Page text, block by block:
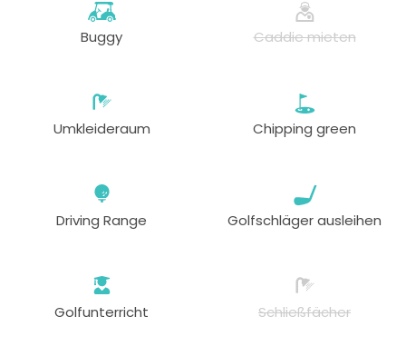
Buggy Caddie mieten
Umkleideraum Chipping green
Driving Range Golfschläger ausleihen
Golfunterricht Schließfächer